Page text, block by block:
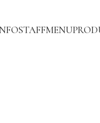
STAFFMENU